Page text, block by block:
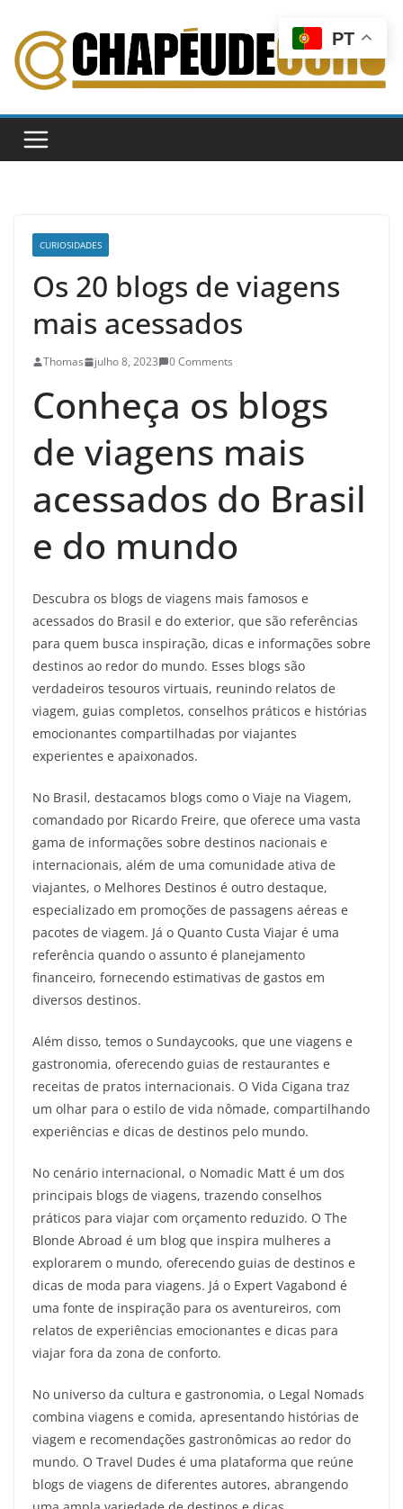
para
conteúdo
CURIOSIDADES
Os 20 blogs de viagens
mais acessados
Thomas julho 8, 2023 0 Comments
Conheça os blogs
de viagens mais
acessados do Brasil
e do mundo
Descubra os blogs de viagens mais famosos e
acessados do Brasil e do exterior, que são referências
para quem busca inspiração, dicas e informações sobre
destinos ao redor do mundo. Esses blogs são
verdadeiros tesouros virtuais, reunindo relatos de
viagem, guias completos, conselhos práticos e histórias
emocionantes compartilhadas por viajantes
experientes e apaixonados.
No Brasil, destacamos blogs como o Viaje na Viagem,
comandado por Ricardo Freire, que oferece uma vasta
gama de informações sobre destinos nacionais e
internacionais, além de uma comunidade ativa de
viajantes, o Melhores Destinos é outro destaque,
especializado em promoções de passagens aéreas e
pacotes de viagem. Já o Quanto Custa Viajar é uma
referência quando o assunto é planejamento
financeiro, fornecendo estimativas de gastos em
diversos destinos.
Além disso, temos o Sundaycooks, que une viagens e
gastronomia, oferecendo guias de restaurantes e
receitas de pratos internacionais. O Vida Cigana traz
um olhar para o estilo de vida nômade, compartilhando
experiências e dicas de destinos pelo mundo.
No cenário internacional, o Nomadic Matt é um dos
principais blogs de viagens, trazendo conselhos
práticos para viajar com orçamento reduzido. O The
Blonde Abroad é um blog que inspira mulheres a
explorarem o mundo, oferecendo guias de destinos e
dicas de moda para viagens. Já o Expert Vagabond é
uma fonte de inspiração para os aventureiros, com
relatos de experiências emocionantes e dicas para
viajar fora da zona de conforto.
No universo da cultura e gastronomia, o Legal Nomads
combina viagens e comida, apresentando histórias de
viagem e recomendações gastronômicas ao redor do
mundo. O Travel Dudes é uma plataforma que reúne
blogs de viagens de diferentes autores, abrangendo
PT